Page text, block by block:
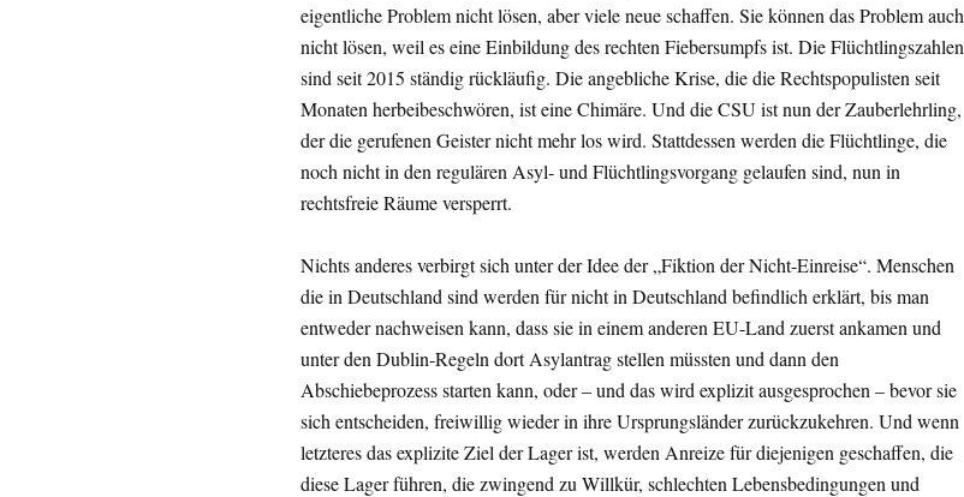
eigentliche Problem nicht lösen, aber viele neue schaffen. Sie können das Problem auch
nicht lösen, weil es eine Einbildung des rechten Fiebersumpfs ist. Die Flüchtlingszahlen
sind seit 2015 ständig rückläufig. Die angebliche Krise, die die Rechtspopulisten seit
Monaten herbeibeschwören, ist eine Chimäre. Und die CSU ist nun der Zauberlehrling,
der die gerufenen Geister nicht mehr los wird. Stattdessen werden die Flüchtlinge, die
noch nicht in den regulären Asyl- und Flüchtlingsvorgang gelaufen sind, nun in
rechtsfreie Räume versperrt.
Nichts anderes verbirgt sich unter der Idee der „Fiktion der Nicht-Einreise“. Menschen
die in Deutschland sind werden für nicht in Deutschland befindlich erklärt, bis man
entweder nachweisen kann, dass sie in einem anderen EU-Land zuerst ankamen und
unter den Dublin-Regeln dort Asylantrag stellen müssten und dann den
Abschiebeprozess starten kann, oder – und das wird explizit ausgesprochen – bevor sie
sich entscheiden, freiwillig wieder in ihre Ursprungsländer zurückzukehren. Und wenn
letzteres das explizite Ziel der Lager ist, werden Anreize für diejenigen geschaffen, die
diese Lager führen, die zwingend zu Willkür, schlechten Lebensbedingungen und